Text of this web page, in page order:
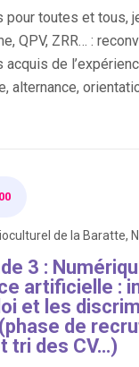
pour toutes et tous,
QPV, ZRR… :
de
alternance,
de la Baratte,
3 :
artificielle :
et les
de
tri des CV…)